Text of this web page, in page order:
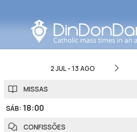
2 JUL- 13 AGO
MISSAS
SÁB: 18:00
CONFISSÕES